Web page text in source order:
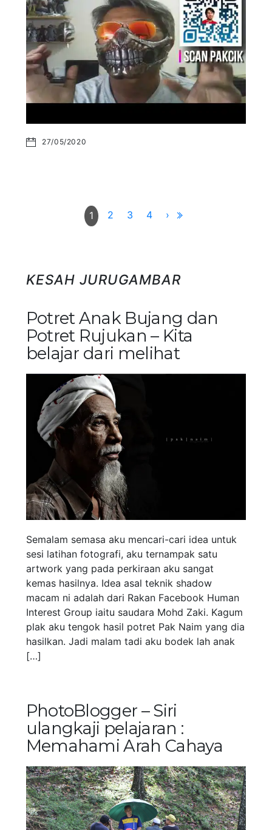
27/05/2020
1 2 3 4 ›
KESAH JURUGAMBAR
Potret Anak Bujang dan
Potret Rujukan – Kita
belajar dari melihat
Semalam semasa aku mencari-cari idea untuk
sesi latihan fotografi, aku ternampak satu
artwork yang pada perkiraan aku sangat
kemas hasilnya. Idea asal teknik shadow
macam ni adalah dari Rakan Facebook Human
Interest Group iaitu saudara Mohd Zaki. Kagum
plak aku tengok hasil potret Pak Naim yang dia
hasilkan. Jadi malam tadi aku bodek lah anak
[…]
PhotoBlogger – Siri
ulangkaji pelajaran :
Memahami Arah Cahaya